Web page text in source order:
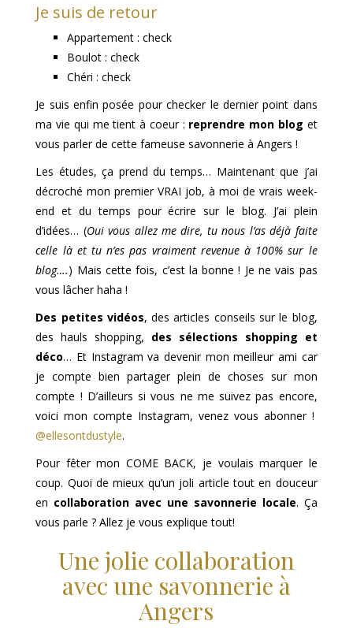
Je suis de retour
Appartement : check
Boulot : check
Chéri : check
Je suis enfin posée pour checker le dernier point dans
ma vie qui me tient à coeur : reprendre mon blog et
vous parler de cette fameuse savonnerie à Angers !
Les études, ça prend du temps… Maintenant que j’ai
décroché mon premier VRAI job, à moi de vrais week-
end et du temps pour écrire sur le blog. J’ai plein
d’idées… (Oui vous allez me dire, tu nous l’as déjà faite
celle là et tu n’es pas vraiment revenue à 100% sur le
blog….) Mais cette fois, c’est la bonne ! Je ne vais pas
vous lâcher haha !
Des petites vidéos, des articles conseils sur le blog,
des hauls shopping, des sélections shopping et
déco… Et Instagram va devenir mon meilleur ami car
je compte bien partager plein de choses sur mon
compte ! D’ailleurs si vous ne me suivez pas encore,
voici mon compte Instagram, venez vous abonner !
@ellesontdustyle.
Pour fêter mon COME BACK, je voulais marquer le
coup. Quoi de mieux qu’un joli article tout en douceur
en collaboration avec une savonnerie locale. Ça
vous parle ? Allez je vous explique tout!
Une jolie collaboration
avec une savonnerie à
Angers